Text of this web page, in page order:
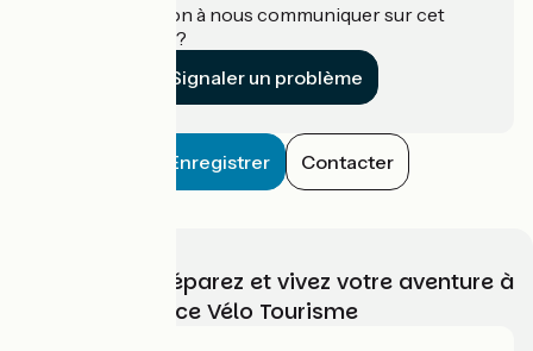
Une information à nous communiquer sur cet
établissement ?
Signaler un problème
Enregistrer Contacter
Choisissez, préparez et vivez votre aventure à
vélo avec France Vélo Tourisme